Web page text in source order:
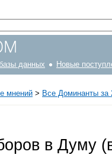
данных Новые
мнений > Все Доминанты за
в Думу